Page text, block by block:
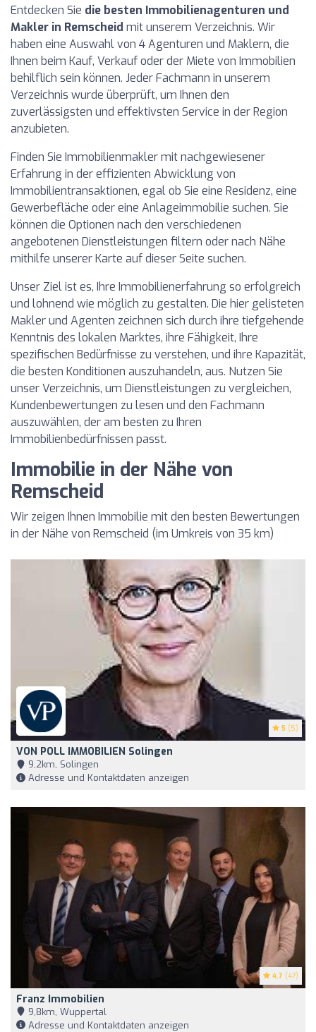
Entdecken Sie die besten Immobilienagenturen und
Makler in Remscheid mit unserem Verzeichnis. Wir
haben eine Auswahl von 4 Agenturen und Maklern, die
Ihnen beim Kauf, Verkauf oder der Miete von Immobilien
behilflich sein können. Jeder Fachmann in unserem
Verzeichnis wurde überprüft, um Ihnen den
zuverlässigsten und effektivsten Service in der Region
anzubieten.
Finden Sie Immobilienmakler mit nachgewiesener
Erfahrung in der effizienten Abwicklung von
Immobilientransaktionen, egal ob Sie eine Residenz, eine
Gewerbefläche oder eine Anlageimmobilie suchen. Sie
können die Optionen nach den verschiedenen
angebotenen Dienstleistungen filtern oder nach Nähe
mithilfe unserer Karte auf dieser Seite suchen.
Unser Ziel ist es, Ihre Immobilienerfahrung so erfolgreich
und lohnend wie möglich zu gestalten. Die hier gelisteten
Makler und Agenten zeichnen sich durch ihre tiefgehende
Kenntnis des lokalen Marktes, ihre Fähigkeit, Ihre
spezifischen Bedürfnisse zu verstehen, und ihre Kapazität,
die besten Konditionen auszuhandeln, aus. Nutzen Sie
unser Verzeichnis, um Dienstleistungen zu vergleichen,
Kundenbewertungen zu lesen und den Fachmann
auszuwählen, der am besten zu Ihren
Immobilienbedürfnissen passt.
Immobilie in der Nähe von
Remscheid
Wir zeigen Ihnen Immobilie mit den besten Bewertungen
in der Nähe von Remscheid (im Umkreis von 35 km)
5 (5)
VON POLL IMMOBILIEN Solingen
9,2km, Solingen
Adresse und Kontaktdaten anzeigen
4.7 (47)
Franz Immobilien
9,8km, Wuppertal
Adresse und Kontaktdaten anzeigen